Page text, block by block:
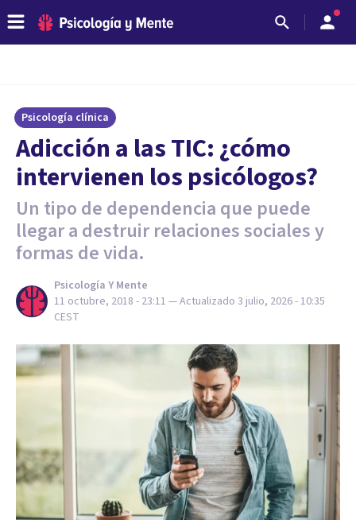
Psicología clínica
Adicción a las TIC: ¿cómo
intervienen los psicólogos?
Un tipo de dependencia que puede
llegar a destruir relaciones sociales y
formas de vida.
Psicología Y Mente
11 octubre, 2018 - 23:11 — Actualizado 3 julio, 2026 - 10:35
CEST